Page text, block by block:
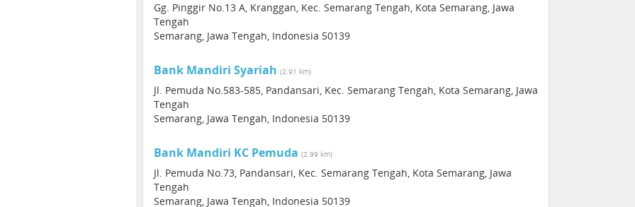
Gg. Pinggir No.13 A, Kranggan, Kec. Semarang Tengah, Kota Semarang, Jawa
Tengah
Semarang, Jawa Tengah, Indonesia 50139
Bank Mandiri Syariah (2.91 km)
Jl. Pemuda No.583-585, Pandansari, Kec. Semarang Tengah, Kota Semarang, Jawa
Tengah
Semarang, Jawa Tengah, Indonesia 50139
Bank Mandiri KC Pemuda (2.99 km)
Jl. Pemuda No.73, Pandansari, Kec. Semarang Tengah, Kota Semarang, Jawa
Tengah
Semarang, Jawa Tengah, Indonesia 50139